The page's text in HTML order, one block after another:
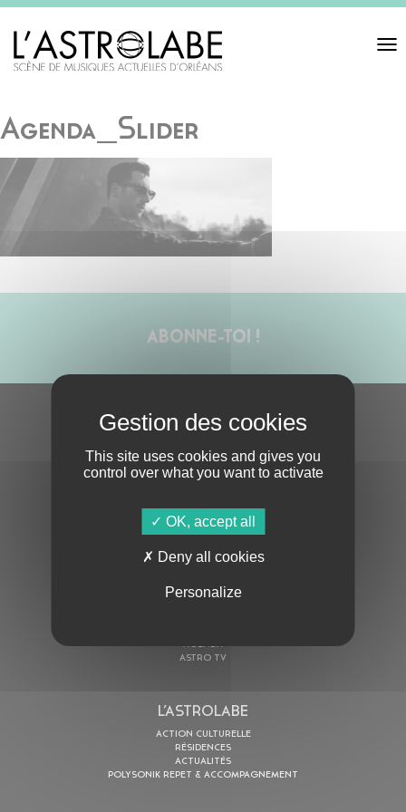
Toggle
Agenda_Slider
ABONNE-TOI !
S'ABONNER À LA NEWSLETTER
En cochant cette case, j’accepte la Politique de confidentialité
AGENDA
ASTRO TV
L’ASTROLABE
ACTION CULTURELLE
RÉSIDENCES
ACTUALITÉS
POLYSONIK REPET & ACCOMPAGNEMENT
This site uses cookies and gives you
control over what you want to activate
OK, accept all
Deny all cookies
Personalize